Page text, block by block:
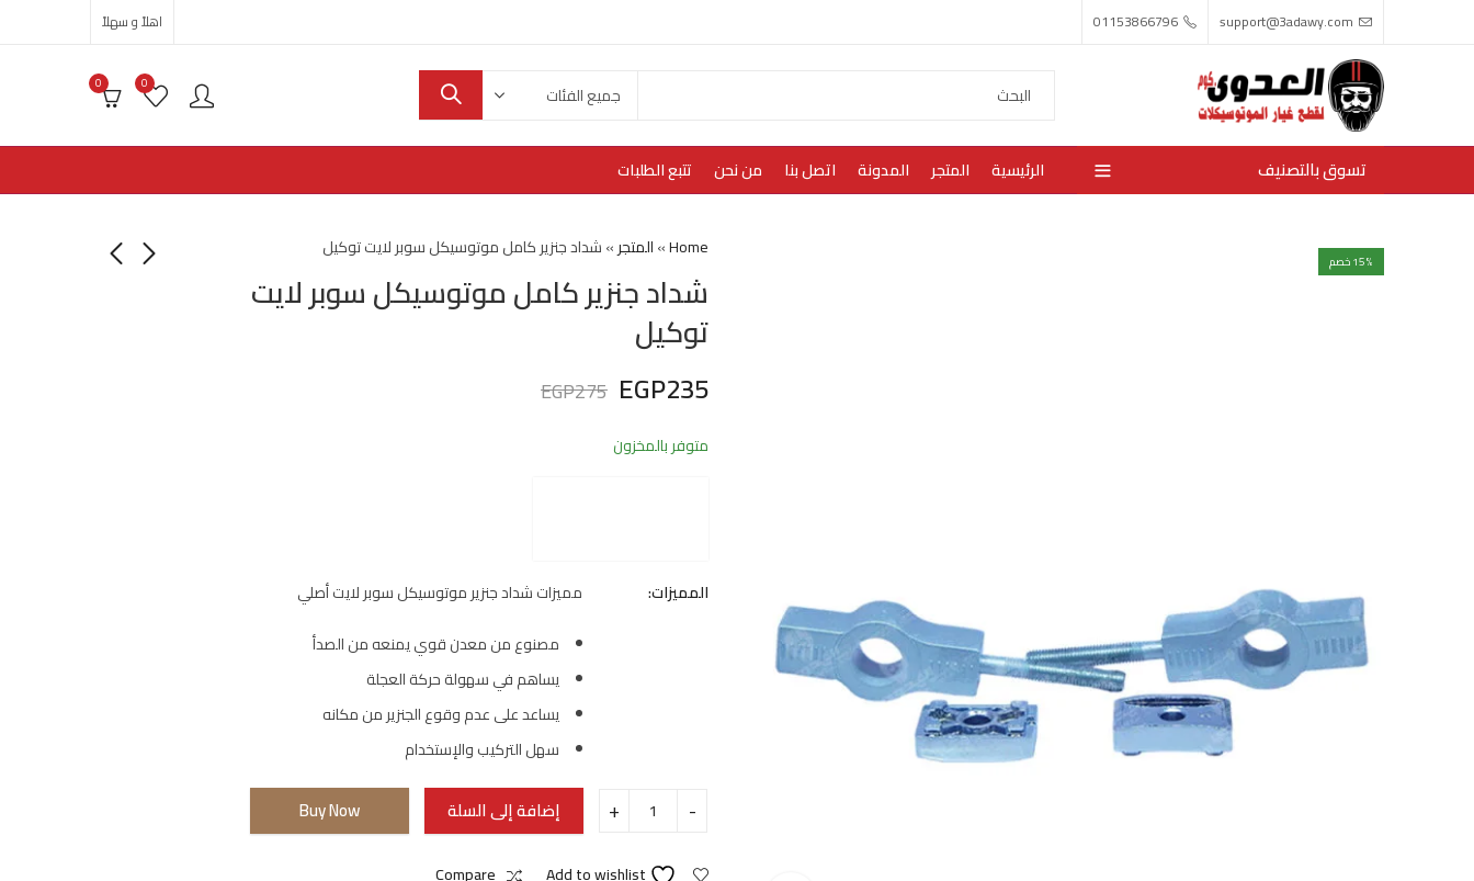
support@3adawy.com
01153866796 اهلاً و سهلاً
0
0
تسوق بالتصنيف الرئيسية المتجر المدونة اتصل بنا من نحن تتبع الطلبات
15% خصم
Home
»المتجر»شداد جنزير كامل موتوسيكل سوبر لايت توكيل
شداد جنزير كامل موتوسيكل سوبر لايت
توكيل
EGP235
EGP275
متوفر بالمخزون
المميزات:
مميزات شداد جنزير موتوسيكل سوبر لايت أصلي
مصنوع من معدن قوي يمنعه من الصدأ
يساهم في سهولة حركة العجلة
يساعد على عدم وقوع الجنزير من مكانه
سهل التركيب والإستخدام
إضافة إلى السلة Buy Now
Add to wishlist
Compare